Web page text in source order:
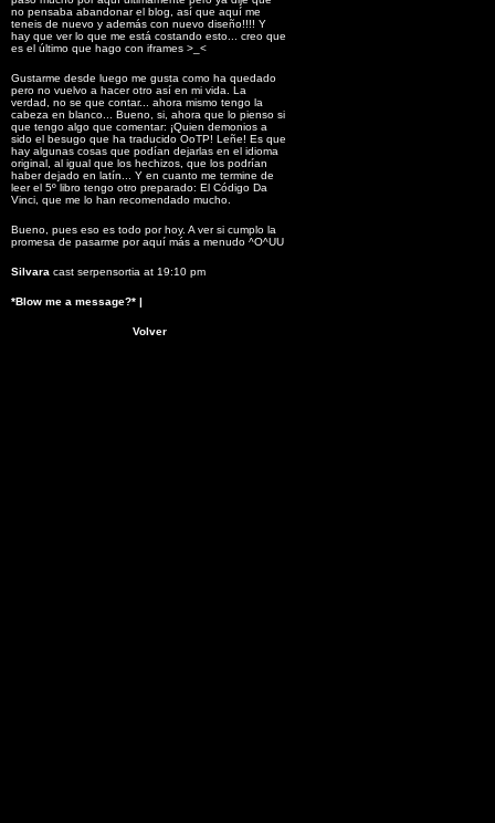
no pensaba abandonar el blog, así que aquí me
teneis de nuevo y además con nuevo diseño!!!! Y
hay que ver lo que me está costando esto... creo que
es el último que hago con iframes >_<
Gustarme desde luego me gusta como ha quedado
pero no vuelvo a hacer otro así en mi vida. La
verdad, no se que contar... ahora mismo tengo la
cabeza en blanco... Bueno, si, ahora que lo pienso si
que tengo algo que comentar: ¡Quien demonios a
sido el besugo que ha traducido OoTP! Leñe! Es que
hay algunas cosas que podían dejarlas en el idioma
original, al igual que los hechizos, que los podrían
haber dejado en latín... Y en cuanto me termine de
leer el 5º libro tengo otro preparado: El Código Da
Vinci, que me lo han recomendado mucho.
Bueno, pues eso es todo por hoy. A ver si cumplo la
promesa de pasarme por aquí más a menudo ^O^UU
Silvara cast serpensortia at 19:10 pm
*Blow me a message?* |
Volver